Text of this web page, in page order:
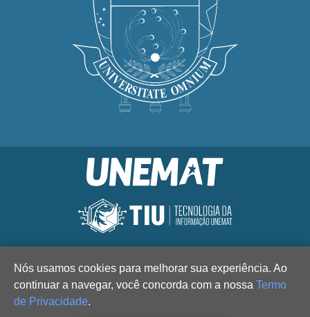
Nós usamos cookies para melhorar sua experiência. Ao
continuar a navegar, você concorda com a nossa Termo
de Privacidade.